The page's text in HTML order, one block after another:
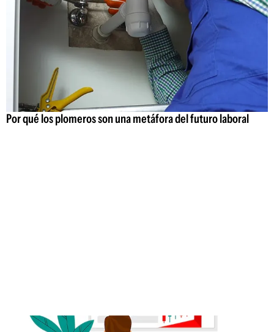
Por qué los plomeros son una metáfora del futuro laboral